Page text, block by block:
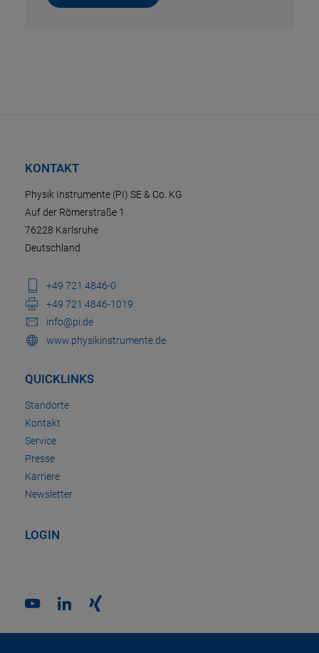
KONTAKT
Physik Instrumente (PI) SE & Co. KG
Auf der Römerstraße 1
76228 Karlsruhe
Deutschland
+49 721 4846-0
+49 721 4846-1019
info@pi.de
www.physikinstrumente.de
QUICKLINKS
Standorte
Kontakt
Service
Presse
Karriere
Newsletter
LOGIN